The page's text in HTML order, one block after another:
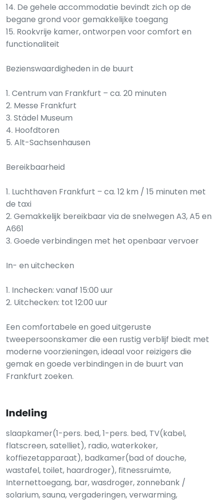
14. De gehele accommodatie bevindt zich op de
begane grond voor gemakkelijke toegang
15. Rookvrije kamer, ontworpen voor comfort en
functionaliteit
Bezienswaardigheden in de buurt
1. Centrum van Frankfurt – ca. 20 minuten
2. Messe Frankfurt
3. Städel Museum
4. Hoofdtoren
5. Alt-Sachsenhausen
Bereikbaarheid
1. Luchthaven Frankfurt – ca. 12 km / 15 minuten met
de taxi
2. Gemakkelijk bereikbaar via de snelwegen A3, A5 en
A661
3. Goede verbindingen met het openbaar vervoer
In- en uitchecken
1. Inchecken: vanaf 15:00 uur
2. Uitchecken: tot 12:00 uur
Een comfortabele en goed uitgeruste
tweepersoonskamer die een rustig verblijf biedt met
moderne voorzieningen, ideaal voor reizigers die
gemak en goede verbindingen in de buurt van
Frankfurt zoeken.
Indeling
slaapkamer(1-pers. bed, 1-pers. bed, TV(kabel,
flatscreen, satelliet), radio, waterkoker,
koffiezetapparaat), badkamer(bad of douche,
wastafel, toilet, haardroger), fitnessruimte,
Internettoegang, bar, wasdroger, zonnebank /
solarium, sauna, vergaderingen, verwarming,